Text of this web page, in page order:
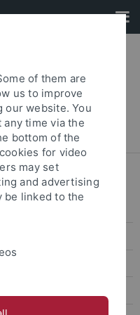
History
of them are
us to improve
our website. You
any time via the
bottom of the
for video
may set
and advertising
be linked to the